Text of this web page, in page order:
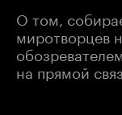
О том,
миротворцев
на прямой